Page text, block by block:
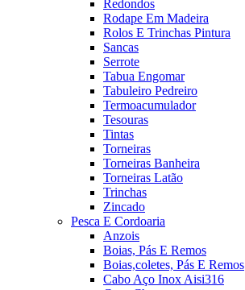
Redondos
Rodape Em Madeira
Rolos E Trinchas Pintura
Sancas
Serrote
Tabua Engomar
Tabuleiro Pedreiro
Termoacumulador
Tesouras
Tintas
Torneiras
Torneiras Banheira
Torneiras Latão
Trinchas
Zincado
Pesca E Cordoaria
Anzois
Boias, Pás E Remos
Boias,coletes, Pás E Remos
Cabo Aço Inox Aisi316